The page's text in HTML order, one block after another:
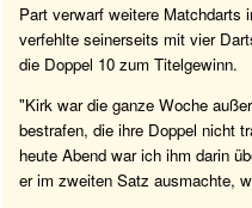
Part verwarf weitere Matchdarts
verfehlte seinerseits mit vier
die Doppel 10 zum Titelgewinn.
"Kirk war die ganze Woche
bestrafen, die ihre Doppel nicht
heute Abend war ich ihm darin
er im zweiten Satz ausmachte,